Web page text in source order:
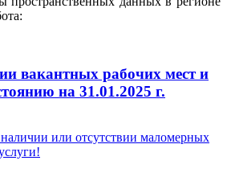
вакантных рабочих мест и
на 31.01.2025 г.